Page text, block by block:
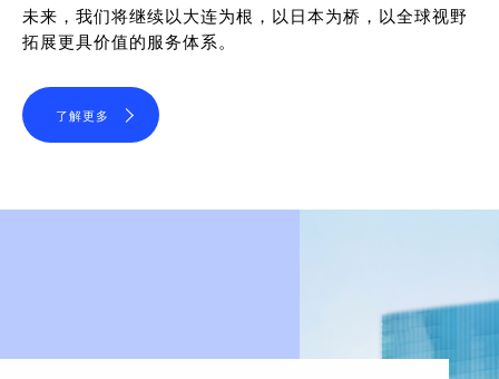
未来，我们将继续以大连为根，以日本为桥，以全球视野
拓展更具价值的服务体系。
了解更多